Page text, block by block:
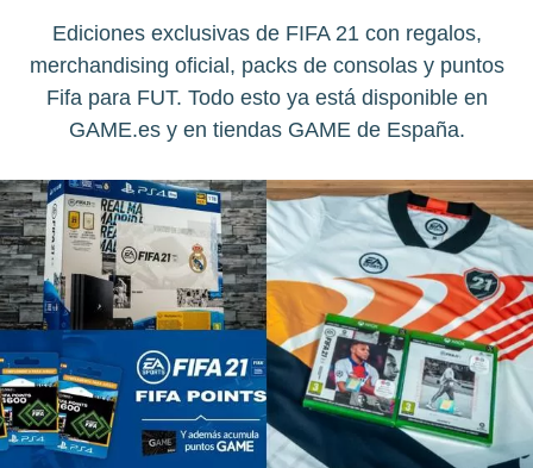
Ediciones exclusivas de FIFA 21 con regalos,
merchandising oficial, packs de consolas y puntos
Fifa para FUT. Todo esto ya está disponible en
GAME.es y en tiendas GAME de España.